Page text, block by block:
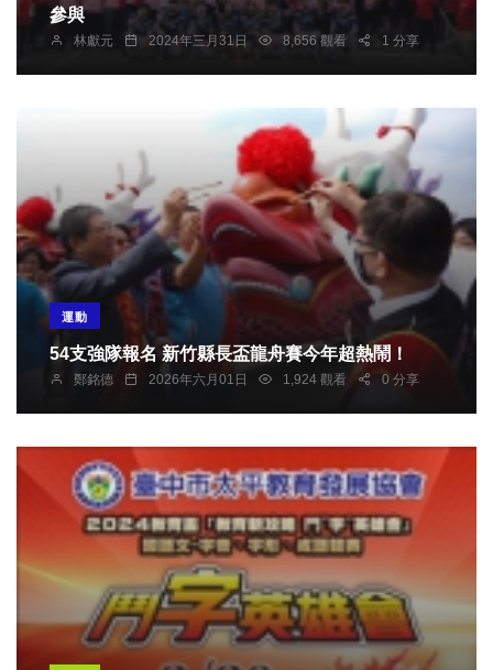
參與
林獻元 2024年三月31日 8,656 觀看 1 分享
運動
54支強隊報名 新竹縣長盃龍舟賽今年超熱鬧！
鄭銘德 2026年六月01日 1,924 觀看 0 分享